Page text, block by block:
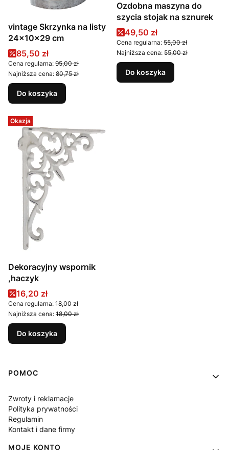
vintage Skrzynka na listy
24x10x29 cm
Cena promocyjna
85,50 zł
Cena regularna: 95,00 zł
Najniższa cena: 80,75 zł
Do koszyka
Ozdobna maszyna do
szycia stojak na sznurek
Cena promocyjna
49,50 zł
Cena regularna: 55,00 zł
Najniższa cena: 55,00 zł
Do koszyka
Okazja
Dekoracyjny wspornik
,haczyk
Cena promocyjna
16,20 zł
Cena regularna: 18,00 zł
Najniższa cena: 18,00 zł
Do koszyka
Linki w stopce
POMOC
Zwroty i reklamacje
Polityka prywatności
Regulamin
Kontakt i dane firmy
MOJE KONTO